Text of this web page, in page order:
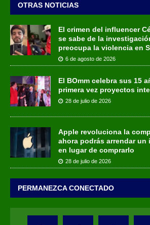
OTRAS NOTICIAS
El crimen del influencer
se sabe de la
preocupa la violencia en
6 de agosto de 2026
El BOmm celebra sus 15
primera vez proyectos
28 de julio de 2026
Apple revoluciona la
ahora podrás arrendar un
en lugar de comprarlo
28 de julio de 2026
PERMANEZCA CONECTADO